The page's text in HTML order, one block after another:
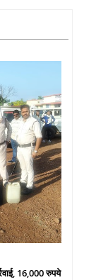
16,000 रुपये